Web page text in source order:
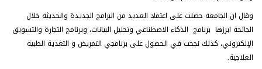
وقال ان الجامعة حصلت على اعتماد العديد من البرامج الجديدة والحديثة خلال
الجائحة ابرزها برنامج الذكاء الاصطناعي وتحليل البيانات، وبرنامج التجارة والتسويق
الإلكتروني، كذلك نجحت في الحصول على برنامجي التمريض و التغذية الطبية
العلاجية.